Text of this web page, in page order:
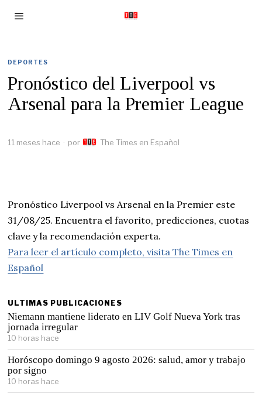
DEPORTES
Pronóstico del Liverpool vs
Arsenal para la Premier League
11 meses hace por The Times en Español
Pronóstico Liverpool vs Arsenal en la Premier este
31/08/25. Encuentra el favorito, predicciones, cuotas
clave y la recomendación experta.
Para leer el artículo completo, visita The Times en
Español
ULTIMAS PUBLICACIONES
Niemann mantiene liderato en LIV Golf Nueva York tras
jornada irregular
10 horas hace
Horóscopo domingo 9 agosto 2026: salud, amor y trabajo
por signo
10 horas hace